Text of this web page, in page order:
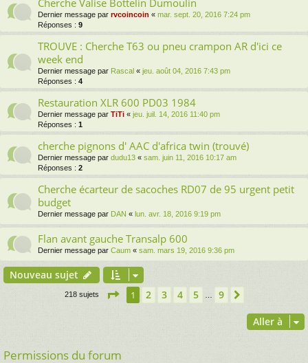
Dernier message par rvcoincoin « mar. sept. 20, 2016 7:24 pm
Réponses : 9
TROUVE : Cherche T63 ou pneu crampon AR d'ici ce
week end
Dernier message par Rascal « jeu. août 04, 2016 7:43 pm
Réponses : 4
Restauration XLR 600 PD03 1984
Dernier message par TiTi « jeu. juil. 14, 2016 11:40 pm
Réponses : 1
cherche pignons d' AAC d'africa twin (trouvé)
Dernier message par dudu13 « sam. juin 11, 2016 10:17 am
Réponses : 2
Cherche écarteur de sacoches RD07 de 95 urgent petit
budget
Dernier message par DAN « lun. avr. 18, 2016 9:19 pm
Flan avant gauche Transalp 600
Dernier message par Caum « sam. mars 19, 2016 9:36 pm
Nouveau sujet
218 sujets Page 1sur
1 2 3 4 5 9
Aller à
Permissions du forum